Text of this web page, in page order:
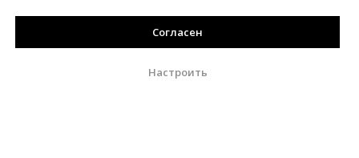
Согласен
Настроить